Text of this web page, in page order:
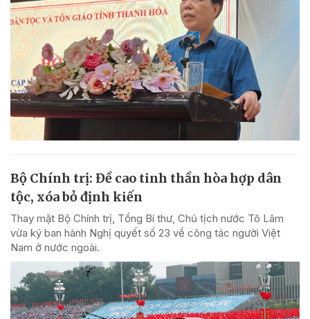
Bộ Chính trị: Đề cao tinh thần hòa hợp dân
tộc, xóa bỏ định kiến
Thay mặt Bộ Chính trị, Tổng Bí thư, Chủ tịch nước Tô Lâm
vừa ký ban hành Nghị quyết số 23 về công tác người Việt
Nam ở nước ngoài.